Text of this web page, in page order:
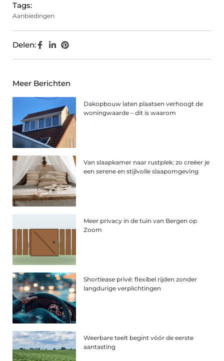
Tags:
Aanbiedingen
Delen:
Meer Berichten
Dakopbouw laten plaatsen verhoogt de
woningwaarde – dit is waarom
Van slaapkamer naar rustplek: zo creëer je
een serene en stijlvolle slaapomgeving
Meer privacy in de tuin van Bergen op
Zoom
Shortlease privé: flexibel rijden zonder
langdurige verplichtingen
Weerbare teelt begint vóór de eerste
aantasting